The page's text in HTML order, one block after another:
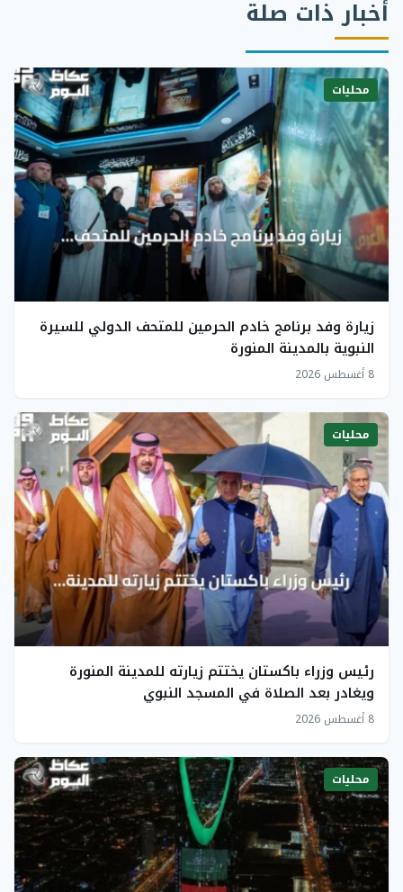
أخبار ذات صلة
محليات
زيارة وفد برنامج خادم الحرمين للمتحف الدولي للسيرة
النبوية بالمدينة المنورة
8 أغسطس 2026
محليات
رئيس وزراء باكستان يختتم زيارته للمدينة المنورة
ويغادر بعد الصلاة في المسجد النبوي
8 أغسطس 2026
محليات